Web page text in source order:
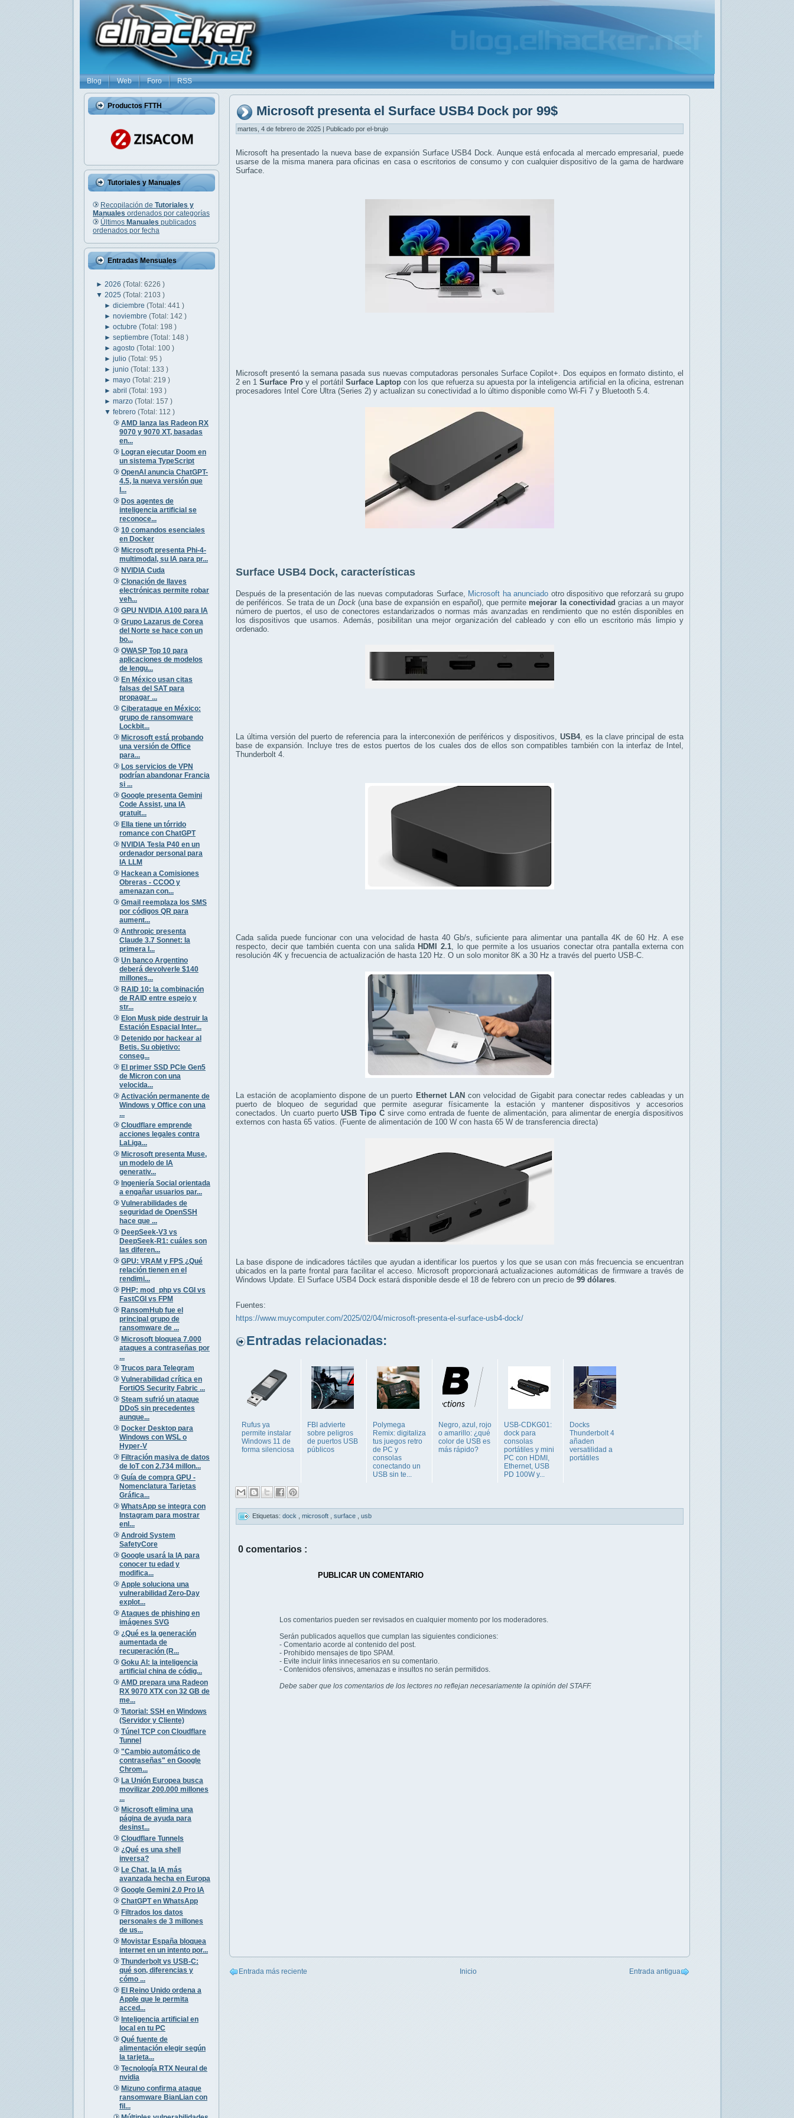
Blog Web Foro RSS
Productos FTTH
Tutoriales y Manuales
Recopilación de Tutoriales y
Manuales ordenados por categorías
Últimos Manuales publicados
ordenados por fecha
Entradas Mensuales
► 2026 (Total: 6226 )
▼ 2025 (Total: 2103 )
►diciembre(Total: 441 )
►noviembre(Total: 142 )
►octubre(Total: 198 )
►septiembre(Total: 148 )
►agosto(Total: 100 )
►julio(Total: 95 )
►junio(Total: 133 )
►mayo(Total: 219 )
►abril(Total: 193 )
►marzo(Total: 157 )
▼febrero(Total: 112 )
AMD lanza las Radeon RX
9070 y 9070 XT, basadas
en...
Logran ejecutar Doom en
un sistema TypeScript
OpenAI anuncia ChatGPT-
4.5, la nueva versión que
l...
Dos agentes de
inteligencia artificial se
reconoce...
10 comandos esenciales
en Docker
Microsoft presenta Phi-4-
multimodal, su IA para pr...
NVIDIA Cuda
Clonación de llaves
electrónicas permite robar
veh...
GPU NVIDIA A100 para IA
Grupo Lazarus de Corea
del Norte se hace con un
bo...
OWASP Top 10 para
aplicaciones de modelos
de lengu...
En México usan citas
falsas del SAT para
propagar ...
Ciberataque en México:
grupo de ransomware
Lockbit...
Microsoft está probando
una versión de Office
para...
Los servicios de VPN
podrían abandonar Francia
si ...
Google presenta Gemini
Code Assist, una IA
gratuit...
Ella tiene un tórrido
romance con ChatGPT
NVIDIA Tesla P40 en un
ordenador personal para
IA LLM
Hackean a Comisiones
Obreras - CCOO y
amenazan con...
Gmail reemplaza los SMS
por códigos QR para
aument...
Anthropic presenta
Claude 3.7 Sonnet: la
primera I...
Un banco Argentino
deberá devolverle $140
millones...
RAID 10: la combinación
de RAID entre espejo y
str...
Elon Musk pide destruir la
Estación Espacial Inter...
Detenido por hackear al
Betis. Su objetivo:
conseg...
El primer SSD PCIe Gen5
de Micron con una
velocida...
Activación permanente de
Windows y Office con una
...
Cloudflare emprende
acciones legales contra
LaLiga...
Microsoft presenta Muse,
un modelo de IA
generativ...
Ingeniería Social orientada
a engañar usuarios par...
Vulnerabilidades de
seguridad de OpenSSH
hace que ...
DeepSeek-V3 vs
DeepSeek-R1: cuáles son
las diferen...
GPU: VRAM y FPS ¿Qué
relación tienen en el
rendimi...
PHP: mod_php vs CGI vs
FastCGI vs FPM
RansomHub fue el
principal grupo de
ransomware de ...
Microsoft bloquea 7.000
ataques a contraseñas por
...
Trucos para Telegram
Vulnerabilidad crítica en
FortiOS Security Fabric ...
Steam sufrió un ataque
DDoS sin precedentes
aunque...
Docker Desktop para
Windows con WSL o
Hyper-V
Filtración masiva de datos
de IoT con 2.734 millon...
Guía de compra GPU -
Nomenclatura Tarjetas
Gráfica...
WhatsApp se integra con
Instagram para mostrar
enl...
Android System
SafetyCore
Google usará la IA para
conocer tu edad y
modifica...
Apple soluciona una
vulnerabilidad Zero-Day
explot...
Ataques de phishing en
imágenes SVG
¿Qué es la generación
aumentada de
recuperación (R...
Goku AI: la inteligencia
artificial china de códig...
AMD prepara una Radeon
RX 9070 XTX con 32 GB de
me...
Tutorial: SSH en Windows
(Servidor y Cliente)
Túnel TCP con Cloudflare
Tunnel
"Cambio automático de
contraseñas" en Google
Chrom...
La Unión Europea busca
movilizar 200.000 millones
...
Microsoft elimina una
página de ayuda para
desinst...
Cloudflare Tunnels
¿Qué es una shell
inversa?
Le Chat, la IA más
avanzada hecha en Europa
Google Gemini 2.0 Pro IA
ChatGPT en WhatsApp
Filtrados los datos
personales de 3 millones
de us...
Movistar España bloquea
internet en un intento por...
Thunderbolt vs USB-C:
qué son, diferencias y
cómo ...
El Reino Unido ordena a
Apple que le permita
acced...
Inteligencia artificial en
local en tu PC
Qué fuente de
alimentación elegir según
la tarjeta...
Tecnología RTX Neural de
nvidia
Mizuno confirma ataque
ransomware BianLian con
fil...
Microsoft presenta el Surface USB4 Dock por 99$
martes, 4 de febrero de 2025 | Publicado por el-brujo
Microsoft ha presentado la nueva base de expansión Surface USB4 Dock. Aunque está enfocada al mercado empresarial, puede
usarse de la misma manera para oficinas en casa o escritorios de consumo y con cualquier dispositivo de la gama de hardware
Surface.
Microsoft presentó la semana pasada sus nuevas computadoras personales Surface Copilot+. Dos equipos en formato distinto, el
2 en 1Surface Pro y el portátil Surface Laptop con los que refuerza su apuesta por la inteligencia artificial en la oficina, estrenan
procesadores Intel Core Ultra (Series 2) y actualizan su conectividad a lo último disponible como Wi-Fi 7 y Bluetooth 5.4.
Surface USB4 Dock, características
Después de la presentación de las nuevas computadoras Surface, Microsoft ha anunciado otro dispositivo que reforzará su grupo
de periféricos. Se trata de un Dock (una base de expansión en español), que permite mejorar la conectividad gracias a un mayor
número de puertos, el uso de conectores estandarizados o normas más avanzadas en rendimiento que no estén disponibles en
los dispositivos que usamos. Además, posibilitan una mejor organización del cableado y con ello un escritorio más limpio y
ordenado.
La última versión del puerto de referencia para la interconexión de periféricos y dispositivos, USB4, es la clave principal de esta
base de expansión. Incluye tres de estos puertos de los cuales dos de ellos son compatibles también con la interfaz de Intel,
Thunderbolt 4.
Cada salida puede funcionar con una velocidad de hasta 40 Gb/s, suficiente para alimentar una pantalla 4K de 60 Hz. A ese
respecto, decir que también cuenta con una salida HDMI 2.1, lo que permite a los usuarios conectar otra pantalla externa con
resolución 4K y frecuencia de actualización de hasta 120 Hz. O un solo monitor 8K a 30 Hz a través del puerto USB-C.
La estación de acoplamiento dispone de un puerto Ethernet LAN con velocidad de Gigabit para conectar redes cableadas y un
puerto de bloqueo de seguridad que permite asegurar físicamente la estación y mantener dispositivos y accesorios
conectados. Un cuarto puertoUSB Tipo C sirve como entrada de fuente de alimentación, para alimentar de energía dispositivos
externos con hasta 65 vatios. (Fuente de alimentación de 100 W con hasta 65 W de transferencia directa)
La base dispone de indicadores táctiles que ayudan a identificar los puertos y los que se usan con más frecuencia se encuentran
ubicados en la parte frontal para facilitar el acceso. Microsoft proporcionará actualizaciones automáticas de firmware a través de
Windows Update. El Surface USB4 Dock estará disponible desde el 18 de febrero con un precio de 99 dólares.
Fuentes:
https://www.muycomputer.com/2025/02/04/microsoft-presenta-el-surface-usb4-dock/
Entradas relacionadas:
Rufus ya
permite instalar
Windows 11 de
forma silenciosa
FBI advierte
sobre peligros
de puertos USB
públicos
Polymega
Remix: digitaliza
tus juegos retro
de PC y
consolas
conectando un
USB sin te...
Negro, azul, rojo
o amarillo: ¿qué
color de USB es
más rápido?
USB-CDKG01:
dock para
consolas
portátiles y mini
PC con HDMI,
Ethernet, USB
PD 100W y...
Docks
Thunderbolt 4
añaden
versatilidad a
portátiles
Etiquetas: dock microsoft surface usb
0 comentarios :
PUBLICAR UN COMENTARIO
Los comentarios pueden ser revisados en cualquier momento por los moderadores.
Serán publicados aquellos que cumplan las siguientes condiciones:
- Comentario acorde al contenido del post.
- Prohibido mensajes de tipo SPAM.
- Evite incluir links innecesarios en su comentario.
- Contenidos ofensivos, amenazas e insultos no serán permitidos.
Debe saber que los comentarios de los lectores no reflejan necesariamente la opinión del STAFF.
Entrada más reciente Entrada antigua
Inicio